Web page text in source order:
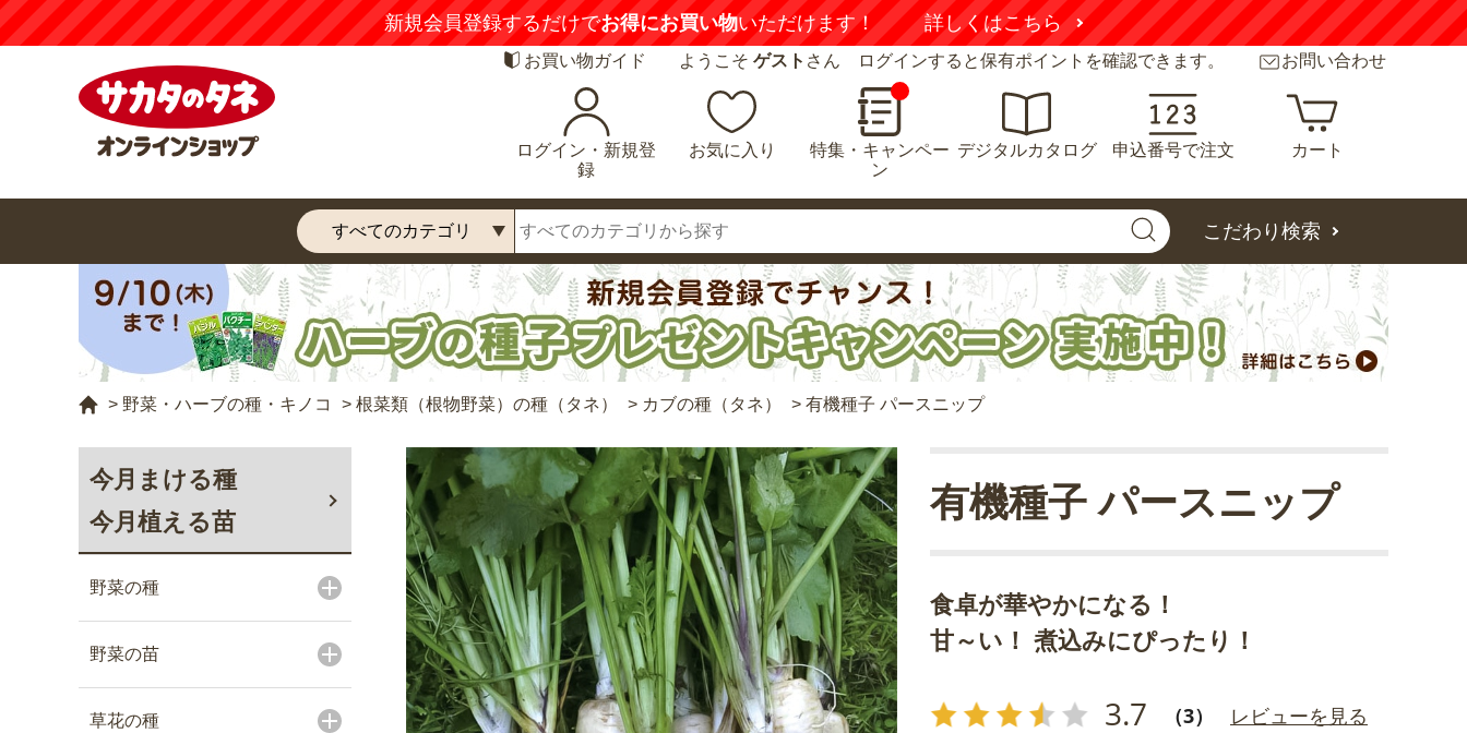
新規会員登録するだけでお得にお買い物いただけます！ 詳しくはこちら
お買い物ガイド ようこそ ゲスト さん ログインすると保有ポイントを確認できます。 お問い合わせ
ログイン・新規登
録
お気に入り
特集・キャンペー
ン
デジタルカタログ 申込番号で注文 カート
こだわり検索
> 野菜・ハーブの種・キノコ > 根菜類（根物野菜）の種（タネ） > カブの種（タネ） > 有機種子 パースニップ
今月まける種
今月植える苗
野菜の種
野菜の苗
草花の種
食卓が華やかになる！
甘～い！ 煮込みにぴったり！
3.7 （3） レビューを見る
有機種子 パースニップ